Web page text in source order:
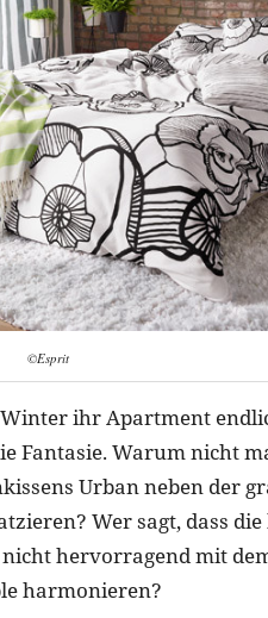
©Esprit
Winter ihr Apartment
Fantasie. Warum nicht
Urban neben der
Wer sagt, dass
nicht hervorragend mit
harmonieren?